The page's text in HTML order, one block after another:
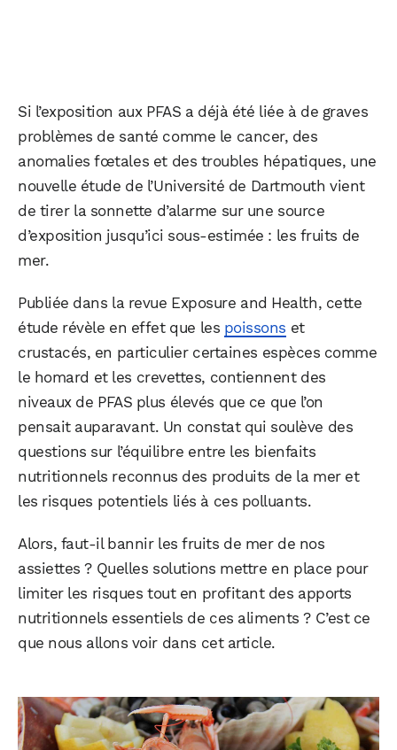
Si l’exposition aux PFAS a déjà été liée à de graves
problèmes de santé comme le cancer, des
anomalies fœtales et des troubles hépatiques, une
nouvelle étude de l’Université de Dartmouth vient
de tirer la sonnette d’alarme sur une source
d’exposition jusqu’ici sous-estimée : les fruits de
mer.
Publiée dans la revue Exposure and Health, cette
étude révèle en effet que les poissons et
crustacés, en particulier certaines espèces comme
le homard et les crevettes, contiennent des
niveaux de PFAS plus élevés que ce que l’on
pensait auparavant. Un constat qui soulève des
questions sur l’équilibre entre les bienfaits
nutritionnels reconnus des produits de la mer et
les risques potentiels liés à ces polluants.
Alors, faut-il bannir les fruits de mer de nos
assiettes ? Quelles solutions mettre en place pour
limiter les risques tout en profitant des apports
nutritionnels essentiels de ces aliments ? C’est ce
que nous allons voir dans cet article.